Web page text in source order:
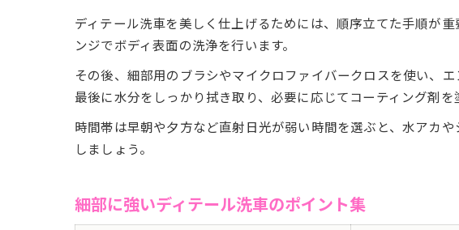
マ
吸
群
仕
失
ディテール洗車を美しく仕上げるためには、順序立てた手順が
ンジでボディ表面の洗浄を行います。
その後、細部用のブラシやマイクロファイバークロスを使い、
最後に水分をしっかり拭き取り、必要に応じてコーティング剤を
時間帯は早朝や夕方など直射日光が弱い時間を選ぶと、水アカ
しましょう。
細部に強いディテール洗車のポイント集